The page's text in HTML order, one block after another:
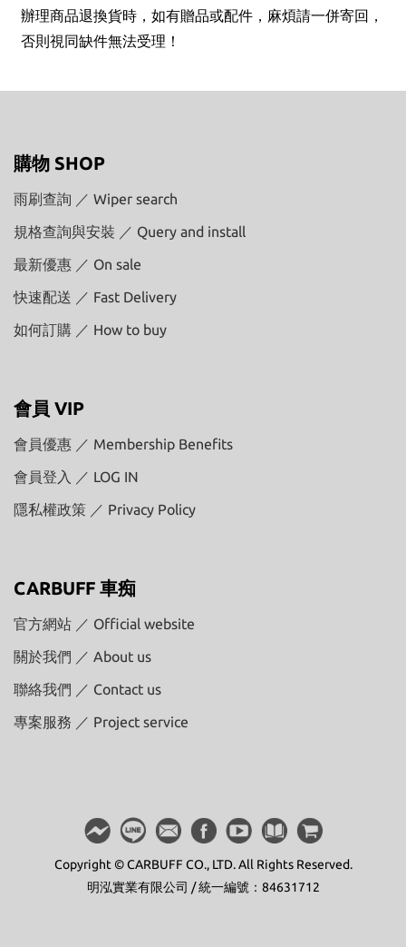
辦理商品退換貨時，如有贈品或配件，麻煩請一併寄回，
否則視同缺件無法受理！
購物 SHOP
雨刷查詢 ／ Wiper search
規格查詢與安裝 ／ Query and install
最新優惠 ／ On sale
快速配送 ／ Fast Delivery
如何訂購 ／ How to buy
會員 VIP
會員優惠 ／ Membership Benefits
會員登入 ／ LOG IN
隱私權政策 ／ Privacy Policy
CARBUFF 車痴
官方網站 ／ Official website
關於我們 ／ About us
聯絡我們 ／ Contact us
專案服務 ／ Project service
Copyright © CARBUFF CO., LTD. All Rights Reserved.
明泓實業有限公司 / 統一編號：84631712